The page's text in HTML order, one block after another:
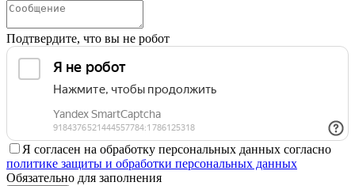
Подтвердите, что вы не робот
Я согласен на обработку персональных данных согласно
политике защиты и обработки персональных данных
Обязательно для заполнения